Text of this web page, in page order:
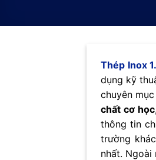
Thép Inox
dụng kỹ
chuyên mục
chất cơ học
thông tin
trường
nhất.